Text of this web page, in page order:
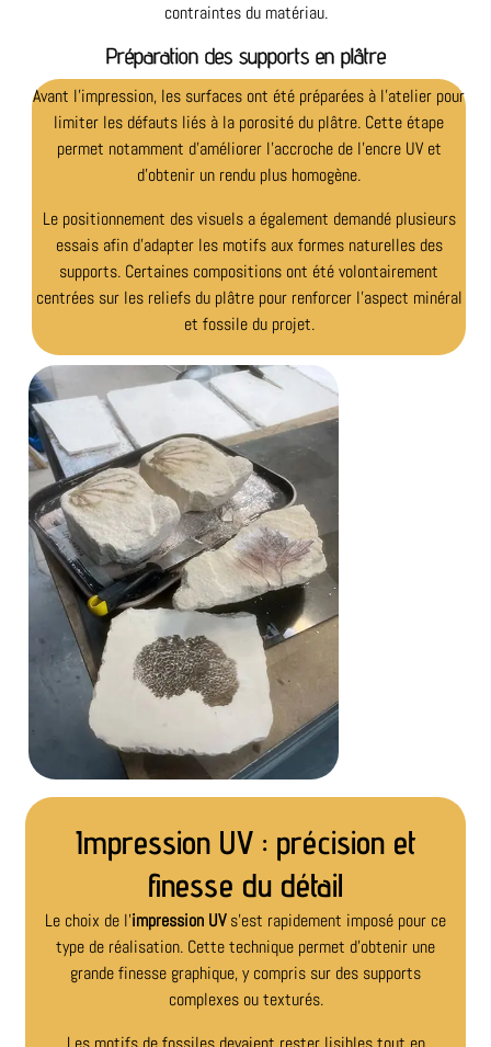
contraintes du matériau.
Préparation des supports en plâtre
Avant l’impression, les surfaces ont été préparées à l’atelier pour
limiter les défauts liés à la porosité du plâtre. Cette étape
permet notamment d’améliorer l’accroche de l’encre UV et
d’obtenir un rendu plus homogène.
Le positionnement des visuels a également demandé plusieurs
essais afin d’adapter les motifs aux formes naturelles des
supports. Certaines compositions ont été volontairement
centrées sur les reliefs du plâtre pour renforcer l’aspect minéral
et fossile du projet.
Impression UV : précision et
finesse du détail
Le choix de l’impression UV s’est rapidement imposé pour ce
type de réalisation. Cette technique permet d’obtenir une
grande finesse graphique, y compris sur des supports
complexes ou texturés.